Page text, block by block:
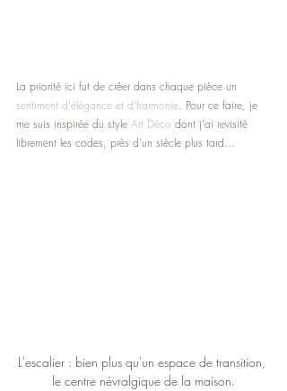
La priorité ici fut de créer dans chaque pièce un
sentiment d'élégance et d'harmonie. Pour ce faire, je
me suis inspirée du style Art Déco dont j'ai revisité
librement les codes, près d'un siècle plus tard...
L'escalier : bien plus qu'un espace de transition,
le centre névralgique de la maison.